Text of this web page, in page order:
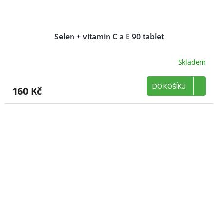
Selen + vitamin C a E 90 tablet
Skladem
160 Kč DO KOŠÍKU